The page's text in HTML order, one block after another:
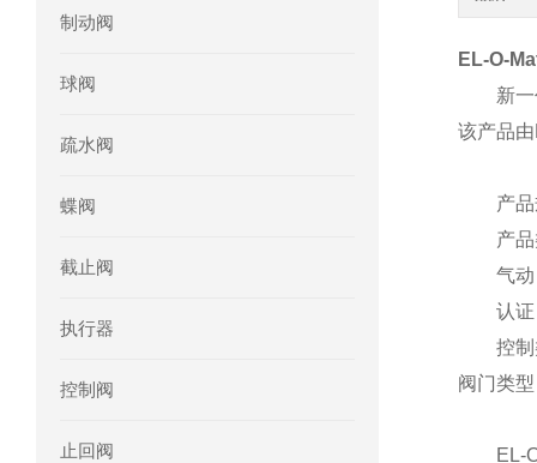
制动阀
球阀
疏水阀
蝶阀
截止阀
执行器
控制阀
止回阀
EL-O-
新一代
该产品
产品
产品
气动
认证
控制
阀门类
EL-O-